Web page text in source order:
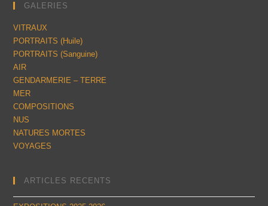
GALERIES
VITRAUX
PORTRAITS (Huile)
PORTRAITS (Sanguine)
AIR
GENDARMERIE – TERRE
MER
COMPOSITIONS
NUS
NATURES MORTES
VOYAGES
ARTICLES RECENTS